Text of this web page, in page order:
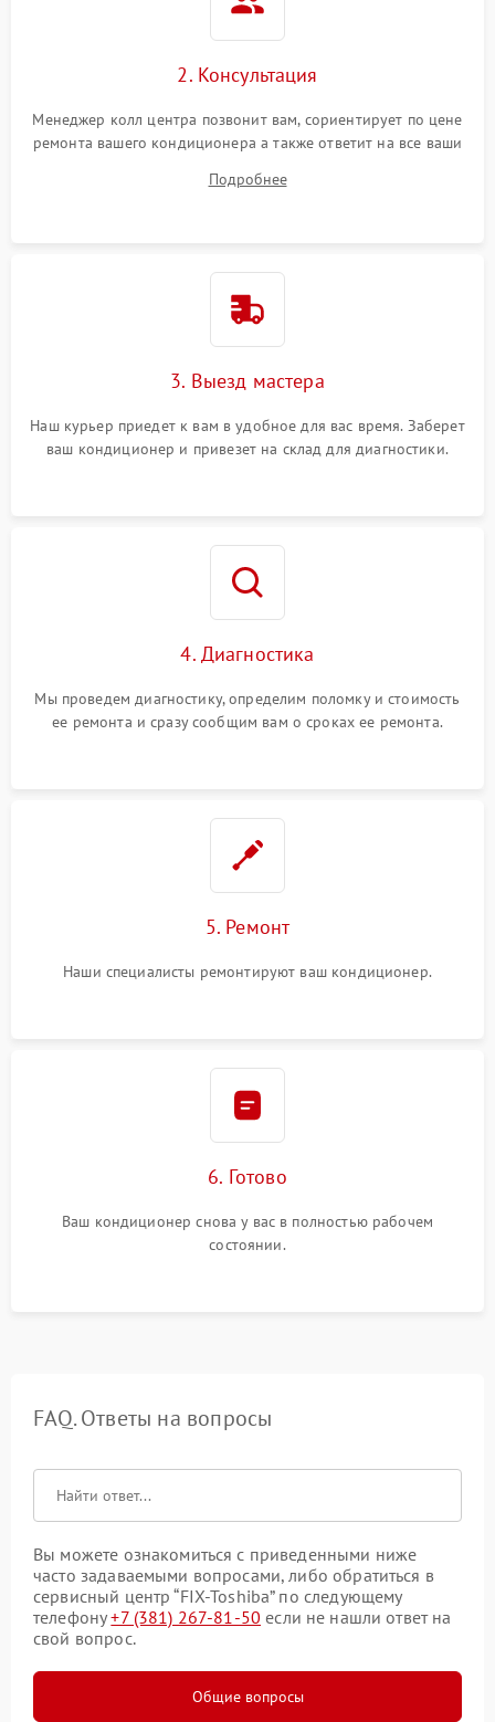
2. Консультация
Менеджер колл центра позвонит вам, сориентирует по цене
ремонта вашего кондиционера а также ответит на все ваши
Подробнее
3. Выезд мастера
Наш курьер приедет к вам в удобное для вас время. Заберет
ваш кондиционер и привезет на склад для диагностики.
4. Диагностика
Мы проведем диагностику, определим поломку и стоимость
ее ремонта и сразу сообщим вам о сроках ее ремонта.
5. Ремонт
Наши специалисты ремонтируют ваш кондиционер.
6. Готово
Ваш кондиционер снова у вас в полностью рабочем
состоянии.
FAQ. Ответы на вопросы
Вы можете ознакомиться с приведенными ниже
часто задаваемыми вопросами, либо обратиться в
сервисный центр “FIX-Toshiba” по следующему
телефону+7 (381) 267-81-50 если не нашли ответ на
свой вопрос.
Общие вопросы